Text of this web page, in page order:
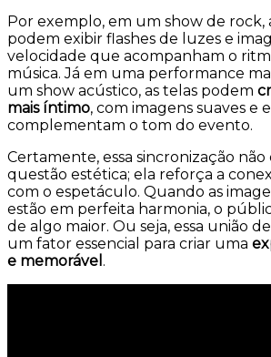
Por exemplo, em um show de rock,
podem exibir flashes de luzes e
velocidade que acompanham o
música. Já em uma performance
um show acústico, as telas podem
mais íntimo, com imagens suaves e
complementam o tom do evento.
Certamente, essa sincronização não
questão estética; ela reforça a
com o espetáculo. Quando as
estão em perfeita harmonia, o
de algo maior. Ou seja, essa união
um fator essencial para criar uma
e memorável .